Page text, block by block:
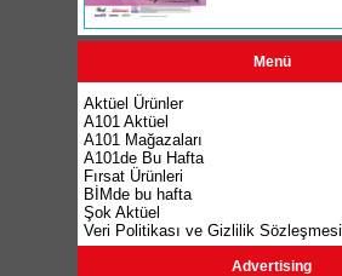
Menü
Aktüel Ürünler
A101 Aktüel
A101 Mağazaları
A101de Bu Hafta
Fırsat Ürünleri
BİMde bu hafta
Şok Aktüel
Veri Politikası ve Gizlilik Sözleşmesi
Advertising